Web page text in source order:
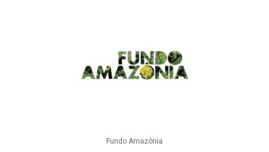
Fundo Amazônia